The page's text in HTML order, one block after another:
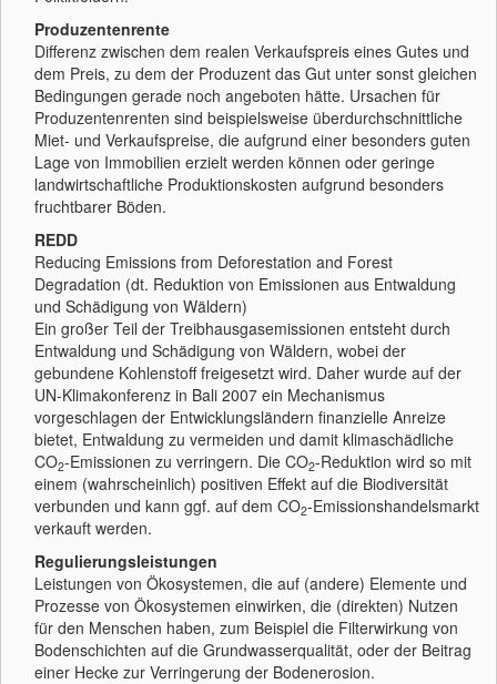
Produzentenrente
Differenz zwischen dem realen Verkaufspreis eines Gutes und
dem Preis, zu dem der Produzent das Gut unter sonst gleichen
Bedingungen gerade noch angeboten hätte. Ursachen für
Produzentenrenten sind beispielsweise überdurchschnittliche
Miet- und Verkaufspreise, die aufgrund einer besonders guten
Lage von Immobilien erzielt werden können oder geringe
landwirtschaftliche Produktionskosten aufgrund besonders
fruchtbarer Böden.
REDD
Reducing Emissions from Deforestation and Forest
Degradation (dt. Reduktion von Emissionen aus Entwaldung
und Schädigung von Wäldern)
Ein großer Teil der Treibhausgasemissionen entsteht durch
Entwaldung und Schädigung von Wäldern, wobei der
gebundene Kohlenstoff freigesetzt wird. Daher wurde auf der
UN-Klimakonferenz in Bali 2007 ein Mechanismus
vorgeschlagen der Entwicklungsländern finanzielle Anreize
bietet, Entwaldung zu vermeiden und damit klimaschädliche
CO2-Emissionen zu verringern. Die CO2-Reduktion wird so mit
einem (wahrscheinlich) positiven Effekt auf die Biodiversität
verbunden und kann ggf. auf dem CO2-Emissionshandelsmarkt
verkauft werden.
Regulierungsleistungen
Leistungen von Ökosystemen, die auf (andere) Elemente und
Prozesse von Ökosystemen einwirken, die (direkten) Nutzen
für den Menschen haben, zum Beispiel die Filterwirkung von
Bodenschichten auf die Grundwasserqualität, oder der Beitrag
einer Hecke zur Verringerung der Bodenerosion.